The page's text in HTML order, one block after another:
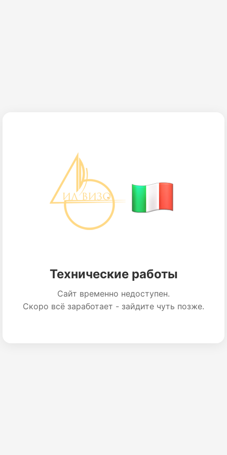
Технические работы
Сайт временно недоступен.
Скоро всё заработает - зайдите чуть позже.